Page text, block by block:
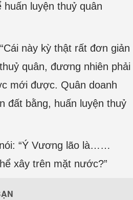
huấn luyện thuỷ quân
này kỳ thật rất đơn giản
quân, đương nhiên phải
mới được. Quân doanh
đất bằng, huấn luyện thuỷ
“Ý Vương lão là……
xây trên mặt nước?”